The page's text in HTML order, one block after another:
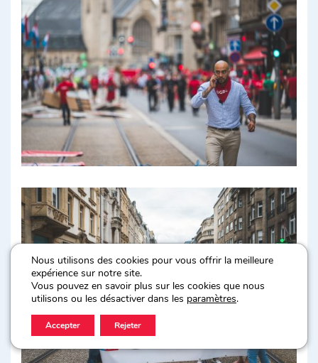
Nous utilisons des cookies pour vous offrir la meilleure
expérience sur notre site.
Vous pouvez en savoir plus sur les cookies que nous
utilisons ou les désactiver dans les paramètres.
Accepter Rejeter